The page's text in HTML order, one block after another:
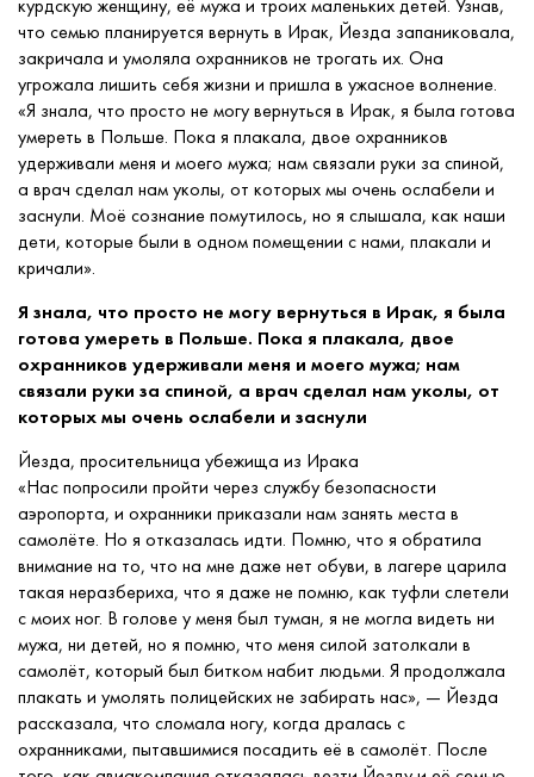
курдскую женщину, её мужа и троих маленьких детей. Узнав,
что семью планируется вернуть в Ирак, Йезда запаниковала,
закричала и умоляла охранников не трогать их. Она
угрожала лишить себя жизни и пришла в ужасное волнение.
«Я знала, что просто не могу вернуться в Ирак, я была готова
умереть в Польше. Пока я плакала, двое охранников
удерживали меня и моего мужа; нам связали руки за спиной,
а врач сделал нам уколы, от которых мы очень ослабели и
заснули. Моё сознание помутилось, но я слышала, как наши
дети, которые были в одном помещении с нами, плакали и
кричали».
Я знала, что просто не могу вернуться в Ирак, я была
готова умереть в Польше. Пока я плакала, двое
охранников удерживали меня и моего мужа; нам
связали руки за спиной, а врач сделал нам уколы, от
которых мы очень ослабели и заснули
Йезда, просительница убежища из Ирака
«Нас попросили пройти через службу безопасности
аэропорта, и охранники приказали нам занять места в
самолёте. Но я отказалась идти. Помню, что я обратила
внимание на то, что на мне даже нет обуви, в лагере царила
такая неразбериха, что я даже не помню, как туфли слетели
с моих ног. В голове у меня был туман, я не могла видеть ни
мужа, ни детей, но я помню, что меня силой затолкали в
самолёт, который был битком набит людьми. Я продолжала
плакать и умолять полицейских не забирать нас», — Йезда
рассказала, что сломала ногу, когда дралась с
охранниками, пытавшимися посадить её в самолёт. После